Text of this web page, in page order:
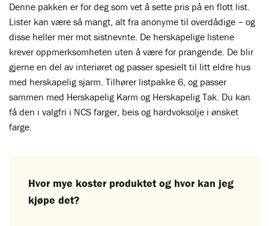
Denne pakken er for deg som vet å sette pris på en flott list.
Lister kan være så mangt, alt fra anonyme til overdådige – og
disse heller mer mot sistnevnte. De herskapelige listene
krever oppmerksomheten uten å være for prangende. De blir
gjerne en del av interiøret og passer spesielt til litt eldre hus
med herskapelig sjarm. Tilhører listpakke 6, og passer
sammen med Herskapelig Karm og Herskapelig Tak. Du kan
få den i valgfri i NCS farger, beis og hardvoksolje i ønsket
farge.
Hvor mye koster produktet og hvor kan jeg
kjøpe det?